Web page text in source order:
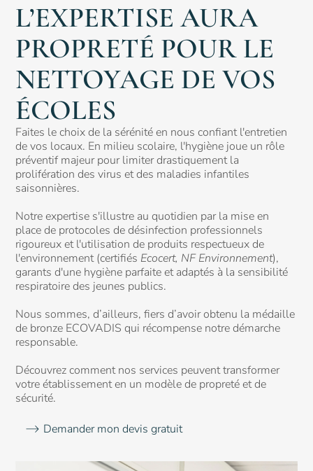
L’EXPERTISE AURA
PROPRETÉ POUR LE
NETTOYAGE DE VOS
ÉCOLES
Faites le choix de la sérénité en nous confiant l'entretien
de vos locaux. En milieu scolaire, l'hygiène joue un rôle
préventif majeur pour limiter drastiquement la
prolifération des virus et des maladies infantiles
saisonnières.
Notre expertise s'illustre au quotidien par la mise en
place de protocoles de désinfection professionnels
rigoureux et l'utilisation de produits respectueux de
l'environnement (certifiés Ecocert, NF Environnement),
garants d'une hygiène parfaite et adaptés à la sensibilité
respiratoire des jeunes publics.
Nous sommes, d’ailleurs, fiers d’avoir obtenu la médaille
de bronze ECOVADIS qui récompense notre démarche
responsable.
Découvrez comment nos services peuvent transformer
votre établissement en un modèle de propreté et de
sécurité.
Demander mon devis gratuit